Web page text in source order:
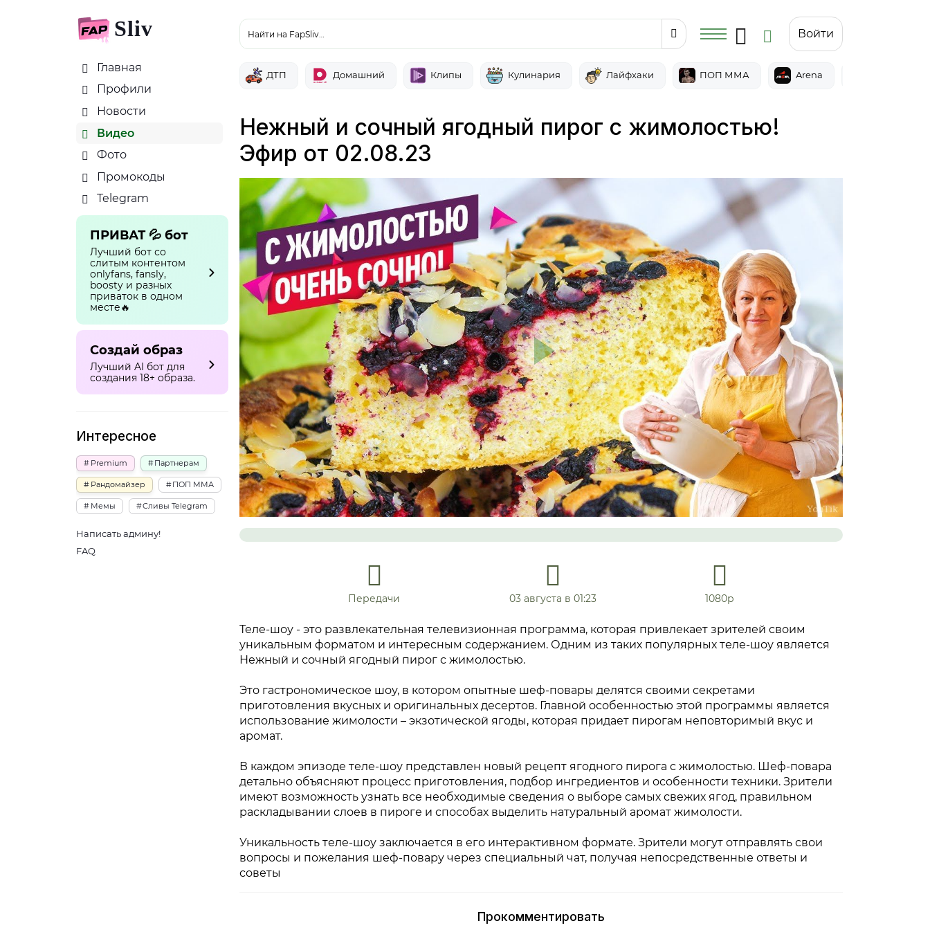
Sliv
Главная
Профили
Новости
Видео
Фото
Промокоды
Telegram
ПРИВАТ 💦 бот
Лучший бот со
слитым контентом
onlyfans, fansly,
boosty и разных
приваток в одном
месте🔥
Создай образ
Лучший AI бот для
создания 18+ образа.
Интересное
Premium Партнерам
Рандомайзер ПОП ММА
Мемы Сливы Telegram
Написать админу!
FAQ
Найти на FapSliv… Войти
ДТП Домашний Клипы Кулинария Лайфхаки ПОП ММА Arena
Нежный и сочный ягодный пирог с жимолостью!
Эфир от 02.08.23
Передачи 03 августа в 01:23 1080р
Теле-шоу - это развлекательная телевизионная программа, которая привлекает зрителей своим
уникальным форматом и интересным содержанием. Одним из таких популярных теле-шоу является
Нежный и сочный ягодный пирог с жимолостью.
Это гастрономическое шоу, в котором опытные шеф-повары делятся своими секретами
приготовления вкусных и оригинальных десертов. Главной особенностью этой программы является
использование жимолости – экзотической ягоды, которая придает пирогам неповторимый вкус и
аромат.
В каждом эпизоде теле-шоу представлен новый рецепт ягодного пирога с жимолостью. Шеф-повара
детально объясняют процесс приготовления, подбор ингредиентов и особенности техники. Зрители
имеют возможность узнать все необходимые сведения о выборе самых свежих ягод, правильном
раскладывании слоев в пироге и способах выделить натуральный аромат жимолости.
Уникальность теле-шоу заключается в его интерактивном формате. Зрители могут отправлять свои
вопросы и пожелания шеф-повару через специальный чат, получая непосредственные ответы и
советы
Прокомментировать